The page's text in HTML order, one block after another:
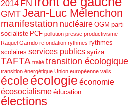
2014 FN
GMTJean-Luc Mélenchon
manifestation nucléaire OGM parti
socialiste PCF pollution presse productivisme
Raquel Garrido refondation rythmes rythmes
scolaires services publics syriza
TAFTA traité transition écologique
transition énergétique Union européenne valls
écoleécologie économie
écosocialisme éducation
élections